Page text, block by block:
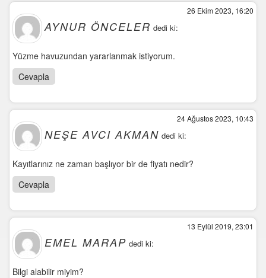
AYNUR ÖNCELER dedi ki:
26 Ekim 2023, 16:20
Yüzme havuzundan yararlanmak istiyorum.
Cevapla
NEŞE AVCI AKMAN dedi ki:
24 Ağustos 2023, 10:43
Kayıtlarınız ne zaman başlıyor bir de fiyatı nedir?
Cevapla
EMEL MARAP dedi ki:
13 Eylül 2019, 23:01
Bilgi alabilir miyim?